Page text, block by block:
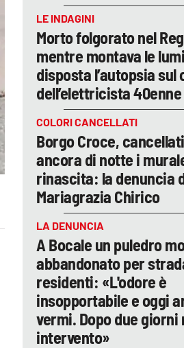
LE INDAGINI
Morto folgorato nel
mentre montava le
disposta l’autopsia sul
dell’elettricista 40enne
COLORI CANCELLATI
Borgo Croce, cancellati
ancora di notte i
rinascita: la denuncia
Mariagrazia Chirico
LA DENUNCIA
A Bocale un puledro
abbandonato per
residenti: «L'odore è
insopportabile e oggi
vermi. Dopo due giorni
intervento»